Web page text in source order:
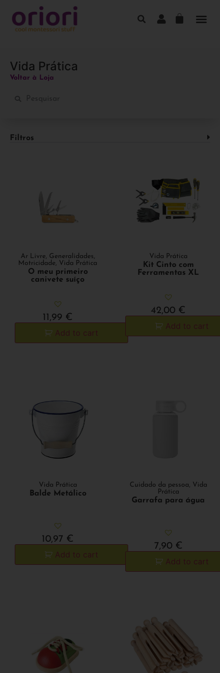
Vida Prática
Voltar à Loja
Filtros
Ar Livre, Generalidades,
Motricidade, Vida Prática
O meu primeiro
canivete suíço
11,99 €
Add to cart
Vida Prática
Kit Cinto com
Ferramentas XL
42,00 €
Add to cart
Vida Prática
Balde Metálico
10,97 €
Add to cart
Cuidado da pessoa, Vida
Prática
Garrafa para água
7,90 €
Add to cart